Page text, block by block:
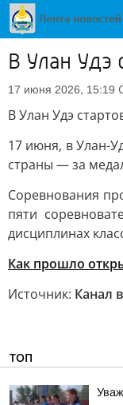
В Улан Удэ
17 июня 2026, 15:19
В Улан Удэ
17 июня, в Улан-
страны — за
Соревнования
пяти
дисциплинах
Как прошло
Источник: Канал
ТОП